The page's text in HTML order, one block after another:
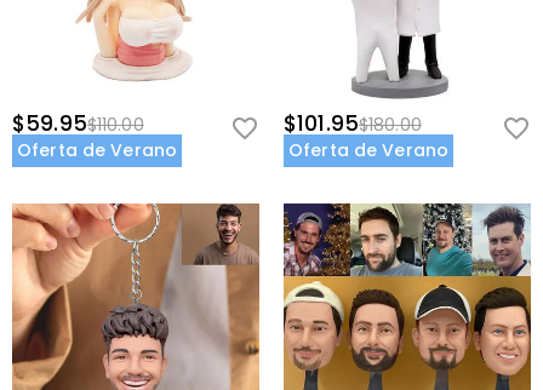
$59.95$110.00
Oferta de Verano
$101.95$180.00
Oferta de Verano